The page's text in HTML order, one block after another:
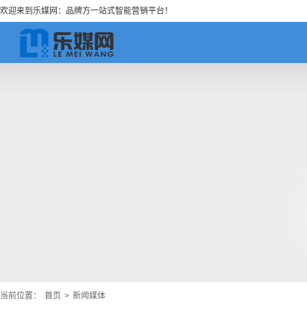
欢迎来到乐媒网：品牌方一站式智能营销平台！
当前位置： 首页 > 新闻媒体